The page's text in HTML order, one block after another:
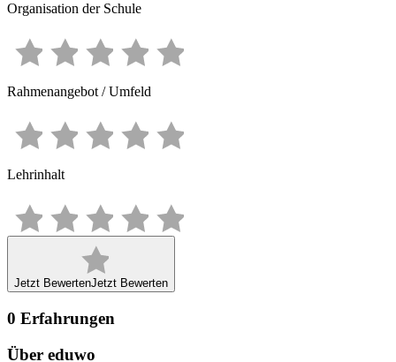
Organisation der Schule
Rahmenangebot / Umfeld
Lehrinhalt
Jetzt BewertenJetzt Bewerten
0 Erfahrungen
Über eduwo